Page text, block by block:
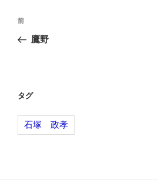
投
ナ
ー
シ
ョ
前
の
前
鷹野
タグ
石塚 政孝